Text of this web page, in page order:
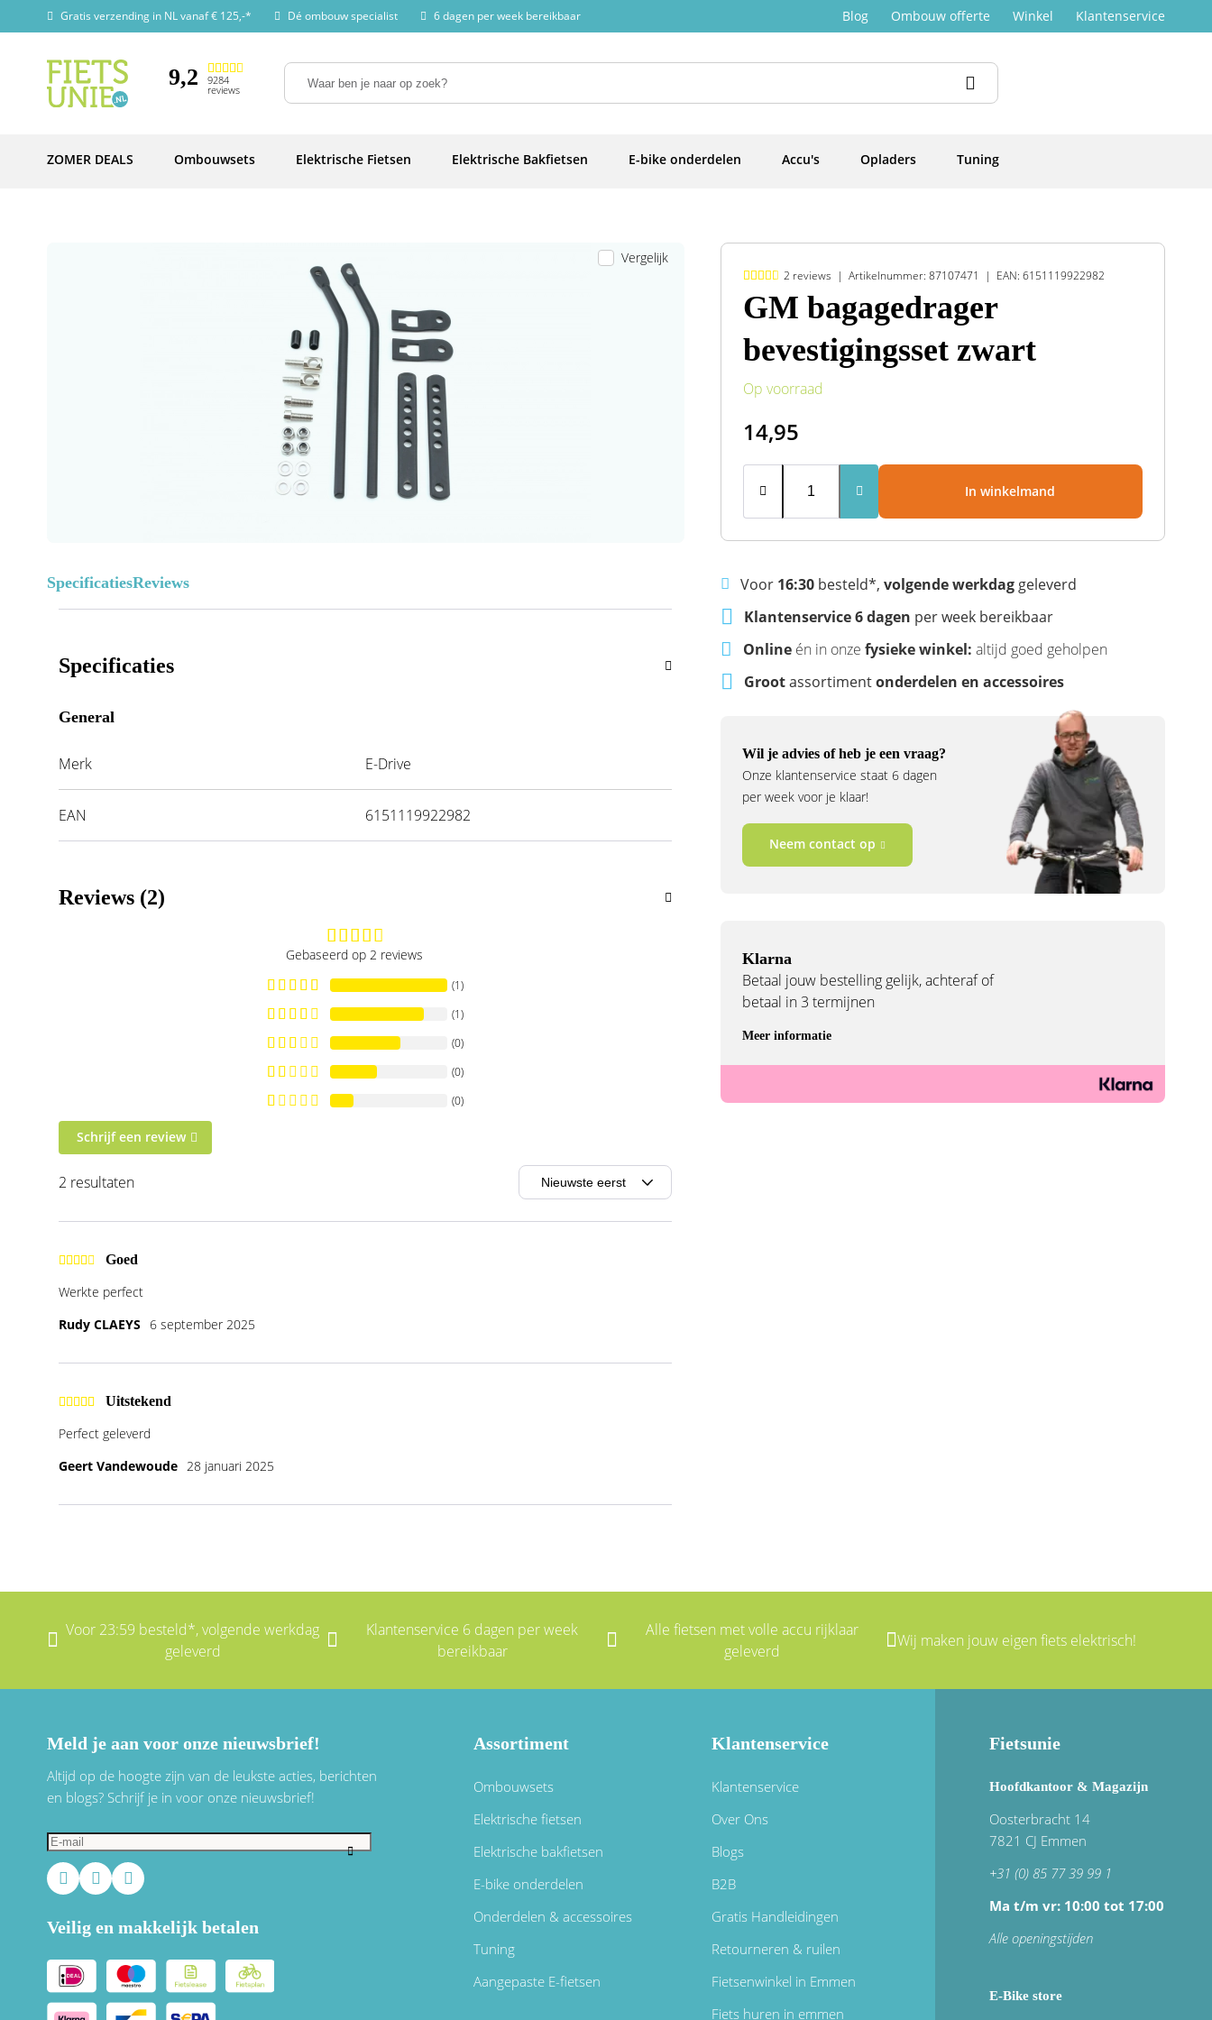
Gratis verzending in NL vanaf € 125,-* Dé ombouw specialist 6 dagen per week bereikbaar Blog Ombouw offerte Winkel Klantenservice
9,2 9284
reviews
ZOMER DEALS Ombouwsets Elektrische Fietsen Elektrische Bakfietsen E-bike onderdelen Accu's Opladers Tuning
Vergelijk
SpecificatiesReviews
Specificaties
General
Merk E-Drive
EAN 6151119922982
Reviews (2)
Gebaseerd op 2 reviews
(1)
(1)
(0)
(0)
(0)
Schrijf een review
2 resultaten
Goed
Werkte perfect
Rudy CLAEYS
6 september 2025
Uitstekend
Perfect geleverd
Geert Vandewoude 28 januari 2025
2 reviews Artikelnummer: 87107471 EAN: 6151119922982
GM bagagedrager
bevestigingsset zwart
Op voorraad
14,95
In winkelmand
Voor 16:30besteld*, volgende werkdaggeleverd
Klantenservice 6 dagen per week bereikbaar
Online én in onze fysieke winkel: altijd goed geholpen
Grootassortimentonderdelen en accessoires
Wil je advies of heb je een vraag?
Onze klantenservice staat 6 dagen
per week voor je klaar!
Neem contact op
Klarna
Betaal jouw bestelling gelijk, achteraf of
betaal in 3 termijnen
Meer informatie
Voor 23:59 besteld*, volgende werkdag
geleverd
Klantenservice 6 dagen per week
bereikbaar
Alle fietsen met volle accu rijklaar
geleverd
Wij maken jouw eigen fiets elektrisch!
Meld je aan voor onze nieuwsbrief!
Altijd op de hoogte zijn van de leukste acties, berichten
en blogs? Schrijf je in voor onze nieuwsbrief!
Veilig en makkelijk betalen
Assortiment
Ombouwsets
Elektrische fietsen
Elektrische bakfietsen
E-bike onderdelen
Onderdelen & accessoires
Tuning
Aangepaste E-fietsen
Klantenservice
Klantenservice
Over Ons
Blogs
B2B
Gratis Handleidingen
Retourneren & ruilen
Fietsenwinkel in Emmen
Fiets huren in emmen
Fietsunie
Hoofdkantoor & Magazijn
Oosterbracht 14
7821 CJ Emmen
+31 (0) 85 77 39 99 1
Ma t/m vr: 10:00 tot 17:00
Alle openingstijden
E-Bike store